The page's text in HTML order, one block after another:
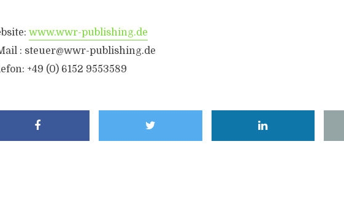
www.wwr-publishing.de
: steuer@wwr-publishing.de
+49 (0) 6152 9553589